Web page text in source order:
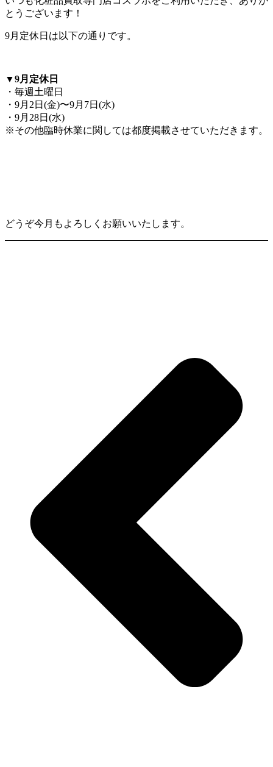
とうございます！
9月定休日は以下の通りです。
▼9月定休日
・毎週土曜日
・9月2日(金)〜9月7日(水)
・9月28日(水)
※その他臨時休業に関しては都度掲載させていただきます。
どうぞ今月もよろしくお願いいたします。